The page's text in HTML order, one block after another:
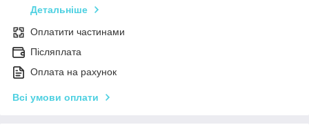
Детальніше
Оплатити частинами
Післяплата
Оплата на рахунок
Всі умови оплати